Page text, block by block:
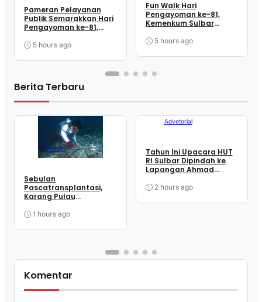
Pameran Pelayanan
Publik Semarakkan Hari
Pengayoman ke-81,
Dekatkan Layanan ke
5 hours ago
Fun Walk Hari
Pengayoman ke-81,
Kemenkum Sulbar
Perkuat Kebersamaan
5 hours ago
Berita Terbaru
Mamuju
Sebulan
Pascatransplantasi,
Karang Pulau
Dimonitor
1 hours ago
Advetorial
Tahun Ini Upacara HUT
RI Sulbar Dipindah ke
Lapangan Ahmad
2 hours ago
Komentar